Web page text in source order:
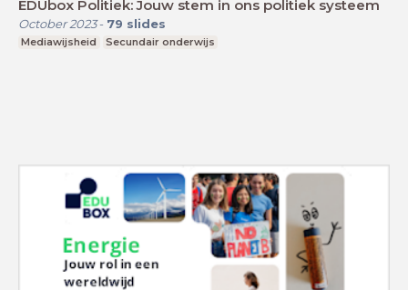
EDUbox Politiek: Jouw stem in ons politiek systeem
October 2023- 79 slides
Mediawijsheid Secundair onderwijs